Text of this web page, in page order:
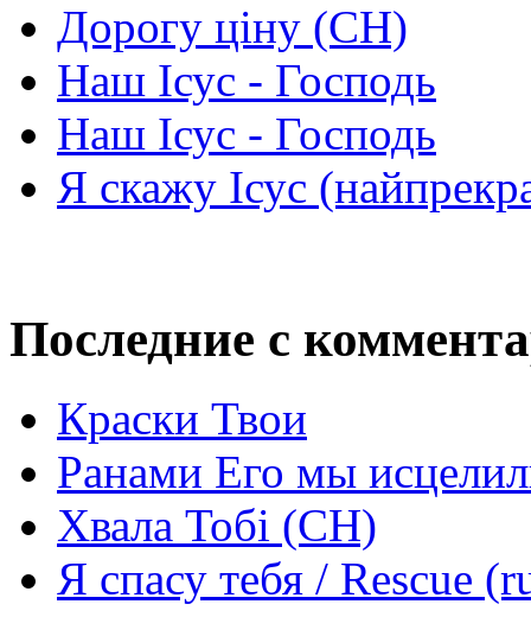
Дорогу ціну (СН)
Наш Ісус - Господь
Наш Ісус - Господь
Я скажу Ісус
Последние с
Краски Твои
Ранами Его мы
Хвала Тобі (СН)
Я спасу тебя / Rescue